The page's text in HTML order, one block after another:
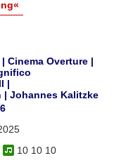
Cinema Overture |
|
Johannes Kalitzke
10 10 10